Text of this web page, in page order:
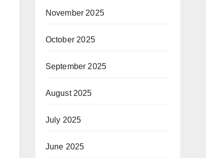
November 2025
October 2025
September 2025
August 2025
July 2025
June 2025